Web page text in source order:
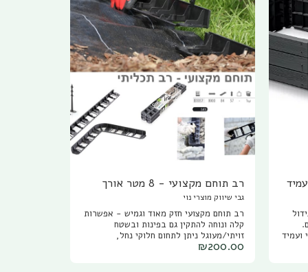
ועמיד
רב תוחם מקצועי - 8 מטר אורך
גבי שיווק מוצרי נוי
רב תוחם מקצועי חזק מאוד וגמיש - אפשרות
קלה ונוחה להתקין גם בפינות ובשטח
זויתי/מעוגל ניתן לתחום חלוקי נחל,
שומשומית, מצע גן , מצע לדשא סינטטי, טוף
₪200.00